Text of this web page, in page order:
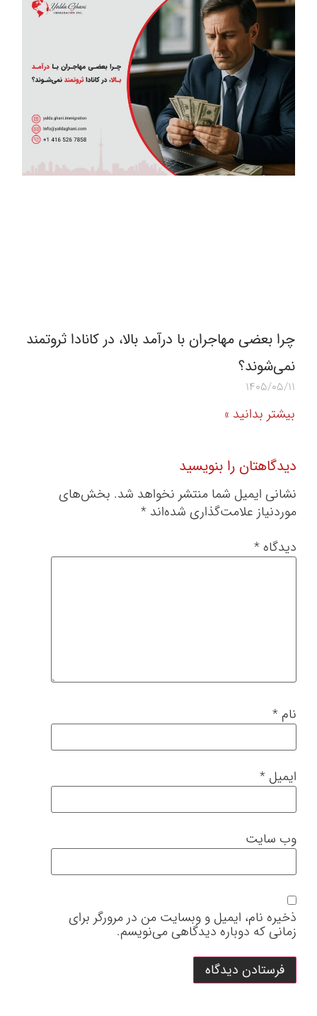
چرا بعضی مهاجران با درآمد بالا، در کانادا ثروتمند
نمی‌شوند؟
1405/05/11
بیشتر بدانید »
دیدگاهتان را بنویسید
نشانی ایمیل شما منتشر نخواهد شد. بخش‌های
موردنیاز علامت‌گذاری شده‌اند*
دیدگاه*
نام*
ایمیل*
وب‌ سایت
ذخیره نام، ایمیل و وبسایت من در مرورگر برای
زمانی که دوباره دیدگاهی می‌نویسم.